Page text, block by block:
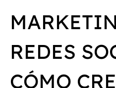
REDES
CÓMO